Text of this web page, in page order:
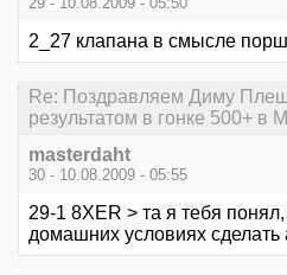
2_27 клапана в смысле
Re: Поздравляем Диму
результатом в гонке 500+ в
masterdaht
30 - 10.08.2009 - 05:55
29-1 8XER > та я тебя
домашних условиях сделать